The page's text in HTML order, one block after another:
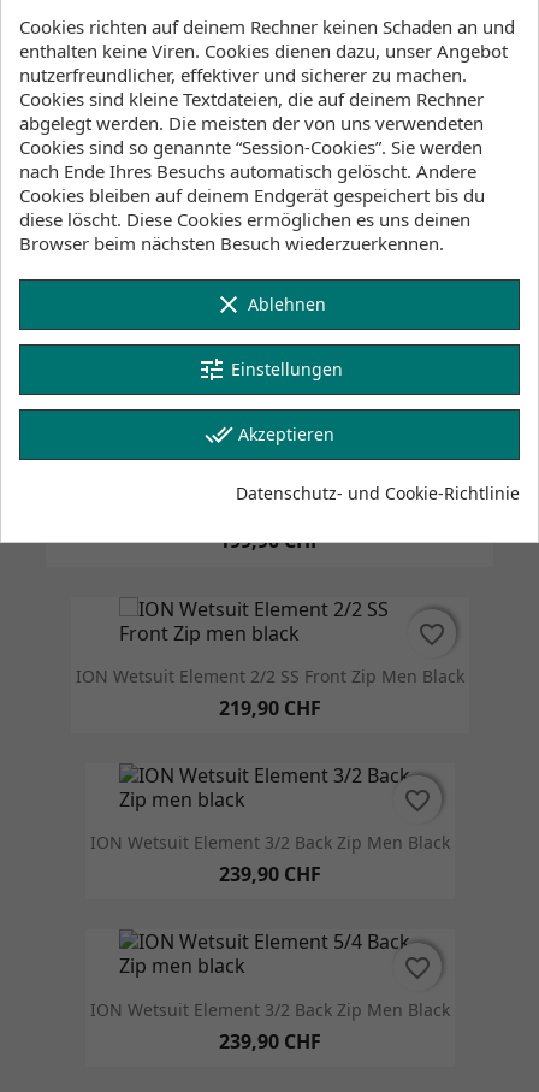
ION Wetsuit Element 2/2 Shorty SS Front Zip Men Blue-
Nights
159,90 CHF
ION Wetsuit Element 2/2 SS Back Zip Men Black
199,90 CHF
199,90 CHF
favorite_border
favorite_border
ION Wetsuit Element 2/2 SS Front Zip Men Black
219,90 CHF
favorite_border
favorite_border
ION Wetsuit Element 3/2 Back Zip Men Black
239,90 CHF
favorite_border
favorite_border
ION Wetsuit Element 3/2 Back Zip Men Black
239,90 CHF
favorite_border
favorite_border
Cookies richten auf deinem Rechner keinen Schaden an und
enthalten keine Viren. Cookies dienen dazu, unser Angebot
nutzerfreundlicher, effektiver und sicherer zu machen.
Cookies sind kleine Textdateien, die auf deinem Rechner
abgelegt werden. Die meisten der von uns verwendeten
Cookies sind so genannte “Session-Cookies”. Sie werden
nach Ende Ihres Besuchs automatisch gelöscht. Andere
Cookies bleiben auf deinem Endgerät gespeichert bis du
diese löscht. Diese Cookies ermöglichen es uns deinen
Browser beim nächsten Besuch wiederzuerkennen.
clear Ablehnen
tune Einstellungen
done_all Akzeptieren
Datenschutz- und Cookie-Richtlinie